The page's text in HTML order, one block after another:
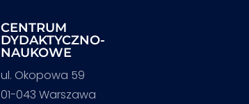
CENTRUM
DYDAKTYCZNO-
NAUKOWE
ul. Okopowa 59
01-043 Warszawa